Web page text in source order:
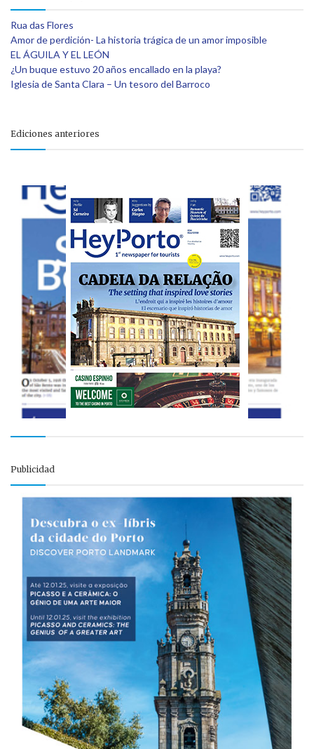
Rua das Flores
Amor de perdición- La historia trágica de un amor imposible
EL ÁGUILA Y EL LEÓN
¿Un buque estuvo 20 años encallado en la playa?
Iglesia de Santa Clara – Un tesoro del Barroco
Ediciones anteriores
Publicidad